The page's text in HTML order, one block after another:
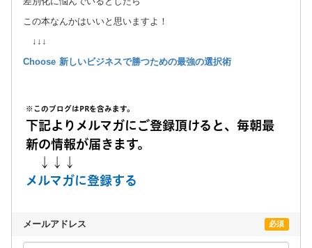
この本なんかはいいと思いますよ！
↓↓↓
Choose 新しいビジネスで勝つための最強の選択術
※このブログはPRを含みます。
下記よりメルマガにご登録頂けると、毎朝最
新の情報が届きます。
↓↓↓
メルマガに登録する
メールアドレス 必須